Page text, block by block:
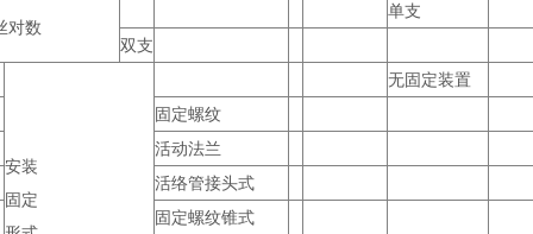
对数
单支
双支
安装
固定
无固定装置
固定螺纹
活动法兰
活络管接头式
固定螺纹锥式